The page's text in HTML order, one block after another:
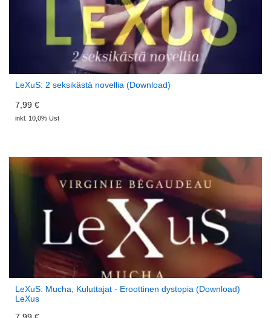
LeXuS: 2 seksikästä novellia (Download)
7,99 €
inkl. 10,0% Ust
LeXuS: Mucha, Kuluttajat - Eroottinen dystopia (Download)
LeXus